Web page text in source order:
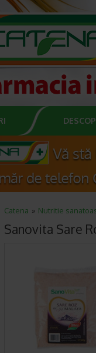
Catena Nutritie
Sanovita Sare